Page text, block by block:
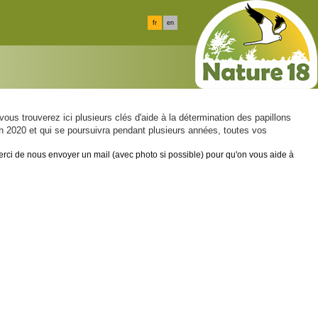
fr en
trouverez ici plusieurs clés d'aide à la détermination des papillons
et qui se poursuivra pendant plusieurs années, toutes vos
de nous envoyer un mail (avec photo si possible) pour qu'on vous aide à